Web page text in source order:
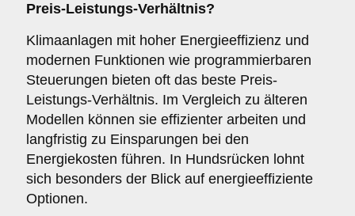
Preis-Leistungs-Verhältnis?
Klimaanlagen mit hoher Energieeffizienz und
modernen Funktionen wie programmierbaren
Steuerungen bieten oft das beste Preis-
Leistungs-Verhältnis. Im Vergleich zu älteren
Modellen können sie effizienter arbeiten und
langfristig zu Einsparungen bei den
Energiekosten führen. In Hundsrücken lohnt
sich besonders der Blick auf energieeffiziente
Optionen.